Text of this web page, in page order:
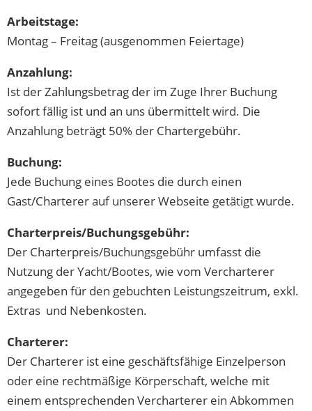
Arbeitstage:
Montag – Freitag (ausgenommen Feiertage)
Anzahlung:
Ist der Zahlungsbetrag der im Zuge Ihrer Buchung
sofort fällig ist und an uns übermittelt wird. Die
Anzahlung beträgt 50% der Chartergebühr.
Buchung:
Jede Buchung eines Bootes die durch einen
Gast/Charterer auf unserer Webseite getätigt wurde.
Charterpreis/Buchungsgebühr:
Der Charterpreis/Buchungsgebühr umfasst die
Nutzung der Yacht/Bootes, wie vom Vercharterer
angegeben für den gebuchten Leistungszeitrum, exkl.
Extras und Nebenkosten.
Charterer:
Der Charterer ist eine geschäftsfähige Einzelperson
oder eine rechtmäßige Körperschaft, welche mit
einem entsprechenden Vercharterer ein Abkommen